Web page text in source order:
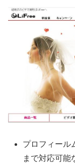
プロフィール
まで対応可能